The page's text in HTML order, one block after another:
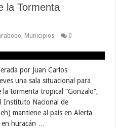
la Tormenta
Municipios
0
por Juan Carlos
una sala situacional para
tormenta tropical “Gonzalo”,
Instituto Nacional de
mantiene al país en Alerta
huracán …